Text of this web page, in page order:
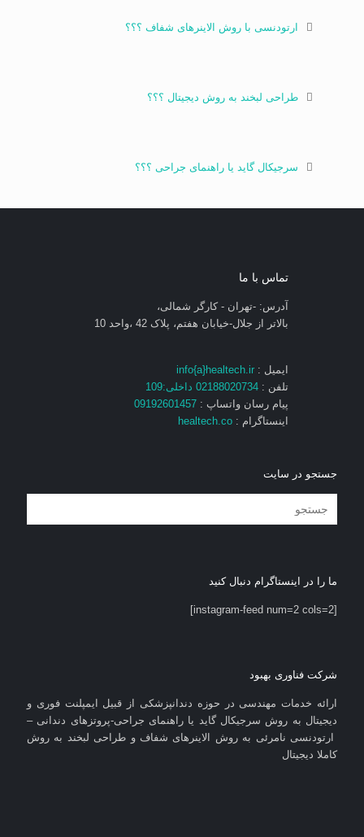
ارتودنسی با روش الاینرهای شفاف ؟؟؟
طراحی لبخند به روش دیجیتال ؟؟؟
سرجیکال گاید یا راهنمای جراحی ؟؟؟
تماس با ما
آدرس: -تهران - کارگر شمالی،
بالاتر از جلال-خیابان هفتم، پلاک 42 ،واحد 10
ایمیل : info{a}healtech.ir
تلفن : 02188020734 داخلی:109
پیام رسان واتساپ : 09192601457
اینستاگرام : healtech.co
جستجو در سایت
ما را در اینستاگرام دنبال کنید
[instagram-feed num=2 cols=2]
شرکت فناوری بهبود
ارائه خدمات مهندسی در حوزه دندانپزشکی از قبیل ایمپلنت فوری و
دیجیتال به روش سرجیکال گاید یا راهنمای جراحی-پروتزهای دندانی –
ارتودنسی نامرئی به روش الاینرهای شفاف و طراحی لبخند به روش
کاملا دیجیتال